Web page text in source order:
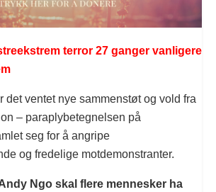
terror 27 ganger vanligere
det ventet nye sammenstøt og vold fra
– paraplybetegnelsen på
seg for å angripe
og fredelige motdemonstranter.
Ngo skal flere mennesker ha